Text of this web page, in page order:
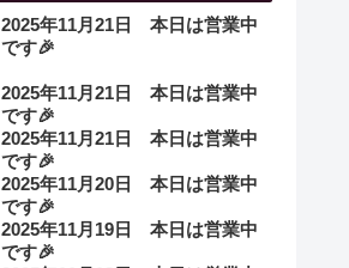
2025年11月21日 本日は営業中
です🎉
2025年11月21日 本日は営業中
です🎉
2025年11月21日 本日は営業中
です🎉
2025年11月20日 本日は営業中
です🎉
2025年11月19日 本日は営業中
です🎉